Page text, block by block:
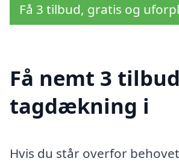
Få 3 tilbud, gratis og
Få nemt 3
tagdækning i
Hvis du står overfor